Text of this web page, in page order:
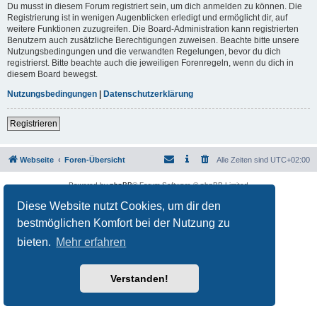
Diese Website nutzt Cookies, um dir den
bestmöglichen Komfort bei der Nutzung zu
bieten. Mehr erfahren
Verstanden!
Du musst in diesem Forum registriert sein, um dich anmelden zu können. Die
Registrierung ist in wenigen Augenblicken erledigt und ermöglicht dir, auf
weitere Funktionen zuzugreifen. Die Board-Administration kann registrierten
Benutzern auch zusätzliche Berechtigungen zuweisen. Beachte bitte unsere
Nutzungsbedingungen und die verwandten Regelungen, bevor du dich
registrierst. Bitte beachte auch die jeweiligen Forenregeln, wenn du dich in
diesem Board bewegst.
Nutzungsbedingungen
Datenschutzerklärung
Registrieren
Webseite Foren-Übersicht Alle Zeiten sind UTC+02:00
Powered byphpBB® Forum Software © phpBB Limited
Datenschutz|Nutzungsbedingungen